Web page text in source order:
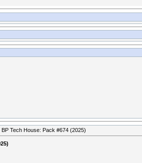
BP Tech House: Pack #674 (2025)